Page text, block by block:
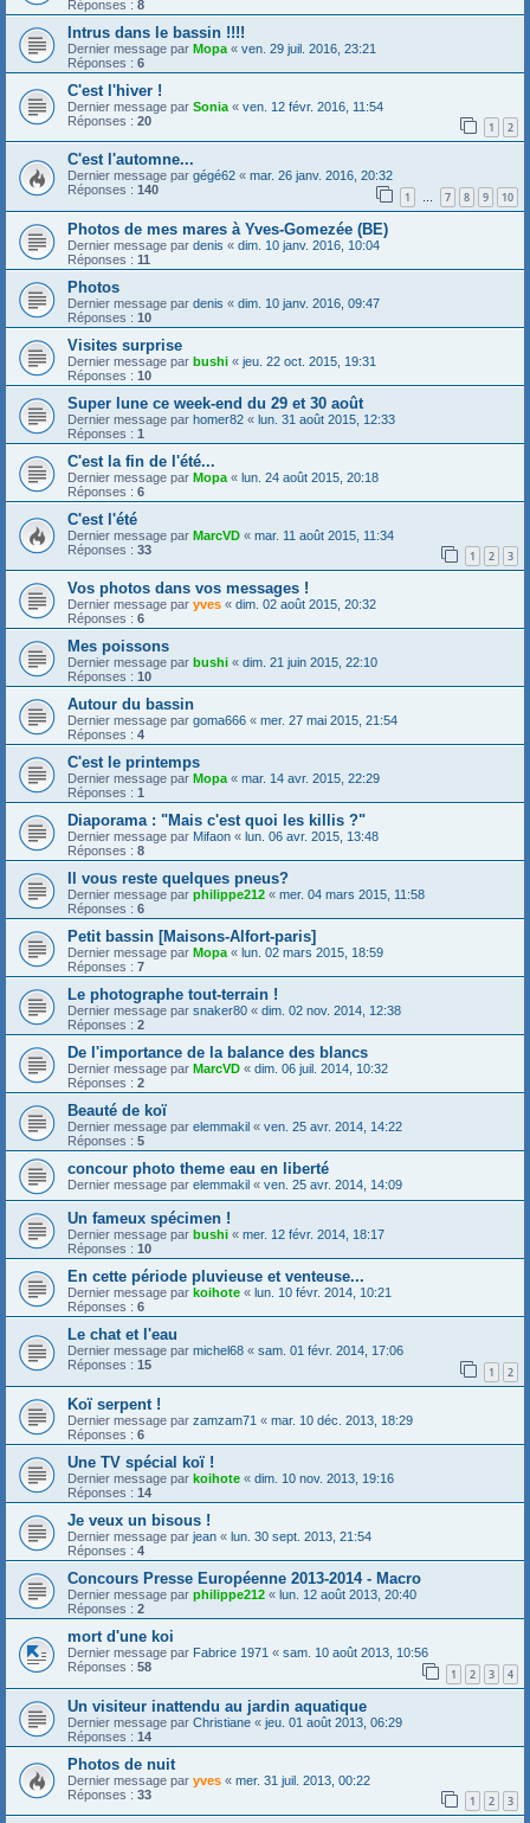
Réponses : 8
Intrus dans le bassin !!!!
Dernier message par Mopa « ven. 29 juil. 2016, 23:21
Réponses : 6
C'est l'hiver !
Dernier message par Sonia « ven. 12 févr. 2016, 11:54
Réponses : 20 1 2
C'est l'automne...
Dernier message par gégé62 « mar. 26 janv. 2016, 20:32
Réponses : 140 1 … 7 8 9 10
Photos de mes mares à Yves-Gomezée (BE)
Dernier message par denis « dim. 10 janv. 2016, 10:04
Réponses : 11
Photos
Dernier message par denis « dim. 10 janv. 2016, 09:47
Réponses : 10
Visites surprise
Dernier message par bushi « jeu. 22 oct. 2015, 19:31
Réponses : 10
Super lune ce week-end du 29 et 30 août
Dernier message par homer82 « lun. 31 août 2015, 12:33
Réponses : 1
C'est la fin de l'été...
Dernier message par Mopa « lun. 24 août 2015, 20:18
Réponses : 6
C'est l'été
Dernier message par MarcVD « mar. 11 août 2015, 11:34
Réponses : 33 1 2 3
Vos photos dans vos messages !
Dernier message par yves « dim. 02 août 2015, 20:32
Réponses : 6
Mes poissons
Dernier message par bushi « dim. 21 juin 2015, 22:10
Réponses : 10
Autour du bassin
Dernier message par goma666 « mer. 27 mai 2015, 21:54
Réponses : 4
C'est le printemps
Dernier message par Mopa« mar. 14 avr. 2015, 22:29
Réponses : 1
Diaporama : "Mais c'est quoi les killis ?"
Dernier message par Mifaon « lun. 06 avr. 2015, 13:48
Réponses : 8
Il vous reste quelques pneus?
Dernier message par philippe212 « mer. 04 mars 2015, 11:58
Réponses : 6
Petit bassin [Maisons-Alfort-paris]
Dernier message par Mopa« lun. 02 mars 2015, 18:59
Réponses : 7
Le photographe tout-terrain !
Dernier message par snaker80 « dim. 02 nov. 2014, 12:38
Réponses : 2
De l'importance de la balance des blancs
Dernier message par MarcVD « dim. 06 juil. 2014, 10:32
Réponses : 2
Beauté de koï
Dernier message par elemmakil « ven. 25 avr. 2014, 14:22
Réponses : 5
concour photo theme eau en liberté
Dernier message par elemmakil « ven. 25 avr. 2014, 14:09
Un fameux spécimen !
Dernier message par bushi « mer. 12 févr. 2014, 18:17
Réponses : 10
En cette période pluvieuse et venteuse...
Dernier message par koihote « lun. 10 févr. 2014, 10:21
Réponses : 6
Le chat et l'eau
Dernier message par michel68 « sam. 01 févr. 2014, 17:06
Réponses : 15 1 2
Koï serpent !
Dernier message par zamzam71 « mar. 10 déc. 2013, 18:29
Réponses : 6
Une TV spécial koï !
Dernier message par koihote « dim. 10 nov. 2013, 19:16
Réponses : 14
Je veux un bisous !
Dernier message par jean « lun. 30 sept. 2013, 21:54
Réponses : 4
Concours Presse Européenne 2013-2014 - Macro
Dernier message par philippe212 « lun. 12 août 2013, 20:40
Réponses : 2
mort d'une koi
Dernier message par Fabrice 1971 « sam. 10 août 2013, 10:56
Réponses : 58 1 2 3 4
Un visiteur inattendu au jardin aquatique
Dernier message par Christiane « jeu. 01 août 2013, 06:29
Réponses : 14
Photos de nuit
Dernier message par yves « mer. 31 juil. 2013, 00:22
Réponses : 33 1 2 3